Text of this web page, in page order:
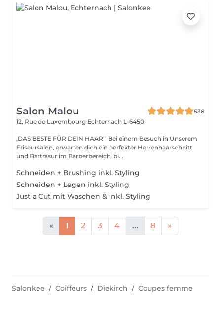
Salon Malou
538
12, Rue de Luxembourg Echternach L-6450
,DAS BESTE FÜR DEIN HAAR'' Bei einem Besuch in Unserem
Friseursalon, erwarten dich ein perfekter Herrenhaarschnitt
und Bartrasur im Barberbereich, bi...
Schneiden + Brushing inkl. Styling
Schneiden + Legen inkl. Styling
Just a Cut mit Waschen & inkl. Styling
« 1 2 3 4 ... 8 »
Salonkee Coiffeurs Diekirch Coupes femme